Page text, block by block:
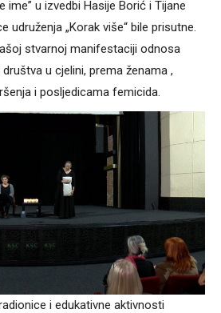
ime” u izvedbi Hasije Borić i Tijane
udruženja „Korak više“ bile prisutne.
stvarnoj manifestaciji odnosa
u cjelini, prema ženama ,
i posljedicama femicida.
i edukativne aktivnosti